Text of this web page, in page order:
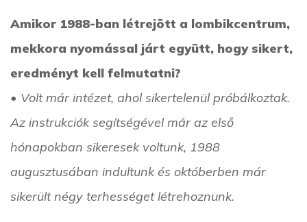
Amikor 1988-ban létrejött a lombikcentrum,
mekkora nyomással járt együtt, hogy sikert,
eredményt kell felmutatni?
• Volt már intézet, ahol sikertelenül próbálkoztak.
Az instrukciók segítségével már az első
hónapokban sikeresek voltunk, 1988
augusztusában indultunk és októberben már
sikerült négy terhességet létrehoznunk.